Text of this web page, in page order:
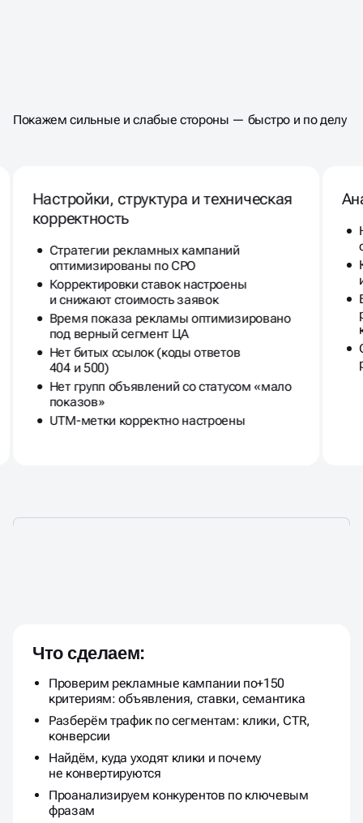
ПРОВЕДЁМ ЭКСПРЕСС-АУДИТ
Покажем сильные и слабые стороны — быстро и по делу
Настройки, структура и техническая
корректность
Стратегии рекламных кампаний
оптимизированы по CPO
Корректировки ставок настроены
и снижают стоимость заявок
Время показа рекламы оптимизировано
под верный сегмент ЦА
Нет битых ссылок (коды ответов
404 и 500)
Нет групп объявлений со статусом «мало
показов»
UTM-метки корректно настроены
Что сделаем:
Проверим рекламные кампании по+150
критериям: объявления, ставки, семантика
Разберём трафик по сегментам: клики, CTR,
конверсии
Найдём, куда уходят клики и почему
не конвертируются
Проанализируем конкурентов по ключевым
фразам